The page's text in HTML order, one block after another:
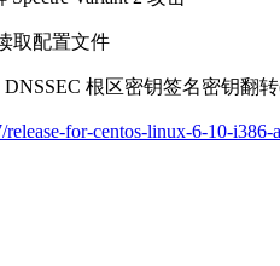
取配置文件
根区密钥签名密钥翻转
for-centos-linux-6-10-i386-